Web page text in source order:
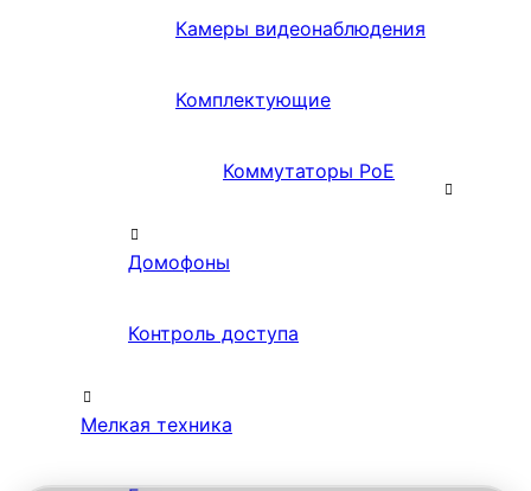
Камеры видеонаблюдения
Комплектующие
Коммутаторы PoE
Домофоны
Контроль доступа
Мелкая техника